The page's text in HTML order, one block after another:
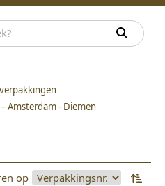
Amsterdam - Diemen
op